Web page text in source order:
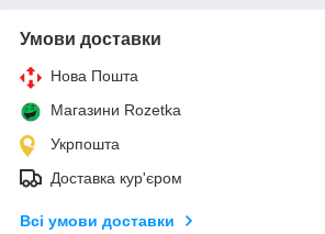
Умови доставки
Нова Пошта
Магазини Rozetka
Укрпошта
Доставка кур'єром
Всі умови доставки